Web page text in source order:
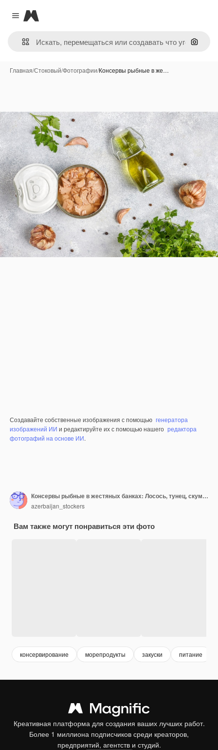
Close menu
Magnific
Поиск
Главная/Стоковый/Фотографии/Консервы рыбные в же…
Создавайте собственные изображения с помощью генератора
изображений ИИ и редактируйте их с помощью нашего редактора
фотографий на основе ИИ.
Консервы рыбные в жестяных банках: Лосось, тунец, скумбрия и шпроты.
azerbaijan_stockers
Вам также могут понравиться эти фото
консервирование морепродукты закуски питание
Креативная платформа для создания ваших лучших работ.
Более 1 миллиона подписчиков среди креаторов,
предприятий, агентств и студий.